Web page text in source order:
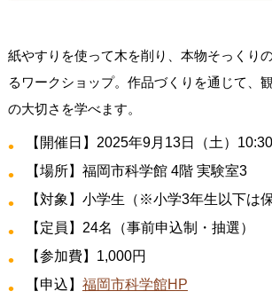
紙やすりを使って木を削り、本物そっくり
るワークショップ。作品づくりを通じて、
の大切さを学べます。
【開催日】2025年9月13日（土）
【場所】福岡市科学館 4階 実験室3
【対象】小学生（※小学3年生以下は
【定員】24名（事前申込制・抽選）
【参加費】1,000円
【申込】 福岡市科学館HP